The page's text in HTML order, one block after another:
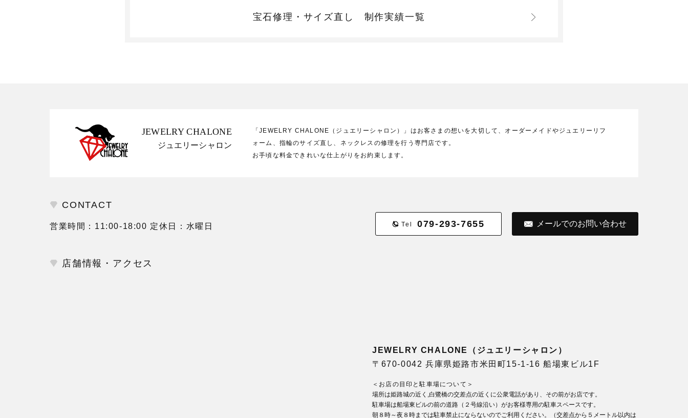
宝石修理・サイズ直し 制作実績一覧
JEWELRY CHALONE
ジュエリーシャロン
「JEWELRY CHALONE（ジュエリーシャロン）」はお客さまの想いを大切して、オーダーメイドやジュエリーリフ
ォーム、指輪のサイズ直し、ネックレスの修理を行う専門店です。
お手頃な料金できれいな仕上がりをお約束します。
CONTACT
営業時間：11:00-18:00 定休日：水曜日 Tel 079-293-7655 メールでのお問い合わせ
店舗情報・アクセス
JEWELRY CHALONE（ジュエリーシャロン）
〒670-0042 兵庫県姫路市米田町15-1-16 船場東ビル1F
＜お店の目印と駐車場について＞
場所は姫路城の近く,白鷺橋の交差点の近くに公衆電話があり、その前がお店です。
駐車場は船場東ビルの前の道路（２号線沿い）がお客様専用の駐車スペースです。
朝８時～夜８時までは駐車禁止にならないのでご利用ください。（交差点から５メートル以内は